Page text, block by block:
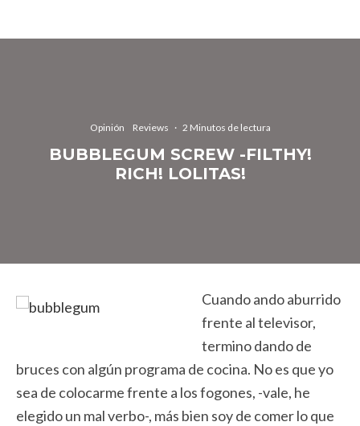
Opinión Reviews · 2 Minutos de lectura
BUBBLEGUM SCREW -FILTHY!
RICH! LOLITAS!
Cuando ando aburrido
frente al televisor,
termino dando de
bruces con algún programa de cocina. No es que yo
sea de colocarme frente a los fogones, -vale, he
elegido un mal verbo-, más bien soy de comer lo que